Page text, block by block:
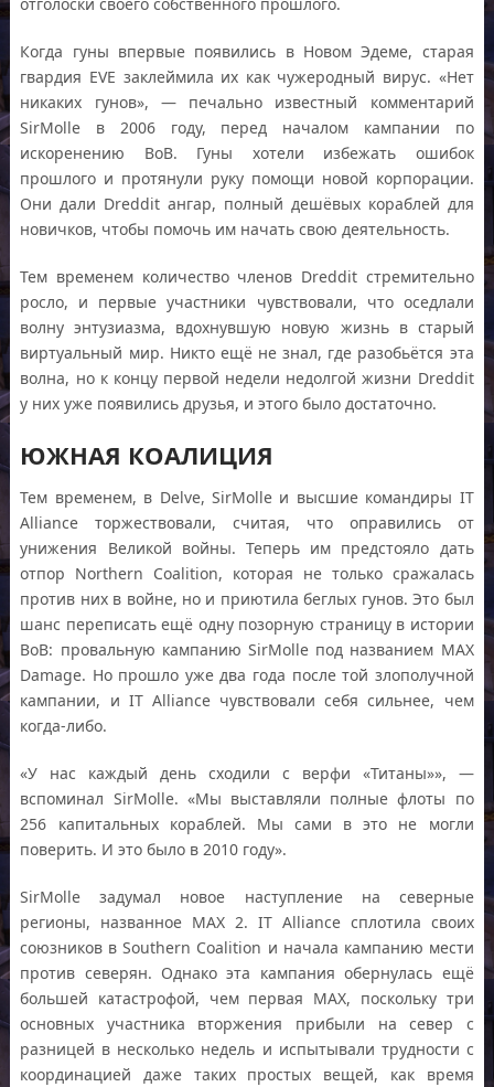
Когда гуны впервые появились в Новом Эдеме, старая
гвардия EVE заклеймила их как чужеродный вирус. «Нет
никаких гунов», — печально известный комментарий
SirMolle в 2006 году, перед началом кампании по
искоренению BoB. Гуны хотели избежать ошибок
прошлого и протянули руку помощи новой корпорации.
Они дали Dreddit ангар, полный дешёвых кораблей для
новичков, чтобы помочь им начать свою деятельность.
Тем временем количество членов Dreddit стремительно
росло, и первые участники чувствовали, что оседлали
волну энтузиазма, вдохнувшую новую жизнь в старый
виртуальный мир. Никто ещё не знал, где разобьётся эта
волна, но к концу первой недели недолгой жизни Dreddit
у них уже появились друзья, и этого было достаточно.
ЮЖНАЯ КОАЛИЦИЯ
Тем временем, в Delve, SirMolle и высшие командиры IT
Alliance торжествовали, считая, что оправились от
унижения Великой войны. Теперь им предстояло дать
отпор Northern Coalition, которая не только сражалась
против них в войне, но и приютила беглых гунов. Это был
шанс переписать ещё одну позорную страницу в истории
BoB: провальную кампанию SirMolle под названием MAX
Damage. Но прошло уже два года после той злополучной
кампании, и IT Alliance чувствовали себя сильнее, чем
когда-либо.
«У нас каждый день сходили с верфи «Титаны»», —
вспоминал SirMolle. «Мы выставляли полные флоты по
256 капитальных кораблей. Мы сами в это не могли
поверить. И это было в 2010 году».
SirMolle задумал новое наступление на северные
регионы, названное MAX 2. IT Alliance сплотила своих
союзников в Southern Coalition и начала кампанию мести
против северян. Однако эта кампания обернулась ещё
большей катастрофой, чем первая MAX, поскольку три
основных участника вторжения прибыли на север с
разницей в несколько недель и испытывали трудности с
координацией даже таких простых вещей, как время